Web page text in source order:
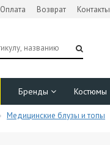
Оплата Возврат Контакты
Бренды Костюмы
Медицинские блузы и топы